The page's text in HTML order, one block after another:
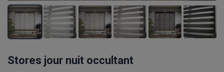
Stores jour nuit occultant